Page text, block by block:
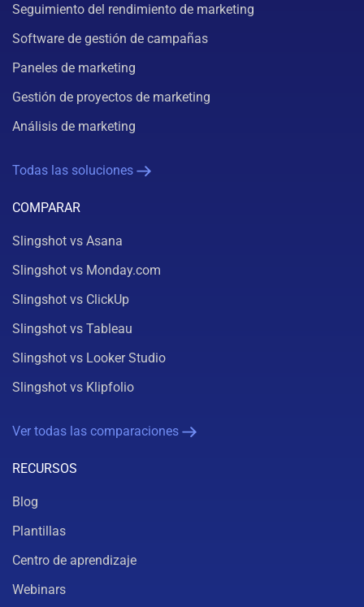
Seguimiento del rendimiento de marketing
Software de gestión de campañas
Paneles de marketing
Gestión de proyectos de marketing
Análisis de marketing
Todas las soluciones
COMPARAR
Slingshot vs Asana
Slingshot vs Monday.com
Slingshot vs ClickUp
Slingshot vs Tableau
Slingshot vs Looker Studio
Slingshot vs Klipfolio
Ver todas las comparaciones
RECURSOS
Blog
Plantillas
Centro de aprendizaje
Webinars